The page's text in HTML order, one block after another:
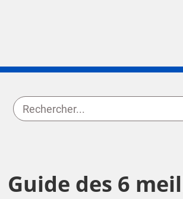
Guide des 6